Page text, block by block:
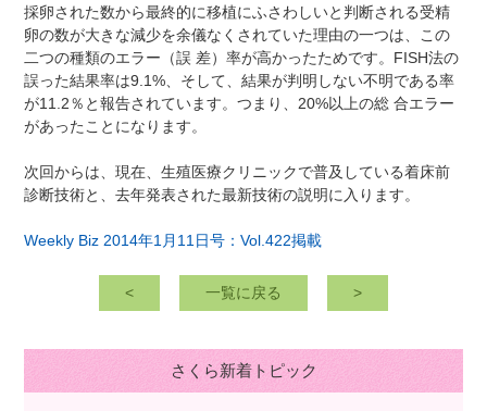
採卵された数から最終的に移植にふさわしいと判断される受精
卵の数が大きな減少を余儀なくされていた理由の一つは、この
二つの種類のエラー（誤 差）率が高かったためです。FISH法の
誤った結果率は9.1%、そして、結果が判明しない不明である率
が11.2％と報告されています。つまり、20%以上の総 合エラー
があったことになります。
次回からは、現在、生殖医療クリニックで普及している着床前
診断技術と、去年発表された最新技術の説明に入ります。
Weekly Biz 2014年1月11日号：Vol.422掲載
< 一覧に戻る >
さくら新着トピック